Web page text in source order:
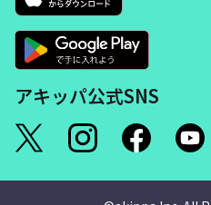
アキッパ公式SNS